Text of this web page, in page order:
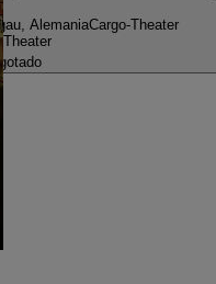
AlemaniaCargo-Theater
Theater